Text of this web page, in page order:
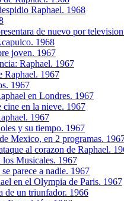
Raphael. 1968
de nuevo por
1968
joven. 1967
Raphael. 1967
Raphael. 1967
1967
en Londres. 1967
en la nieve. 1967
1967
y su tiempo. 1967
Mexico, en 2 programas.
al corazon de Raphael.
los Musicales. 1967
parece a nadie. 1967
en el Olympia de Paris. 1967
de un triunfador. 1966